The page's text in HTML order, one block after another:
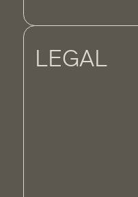
LEGAL